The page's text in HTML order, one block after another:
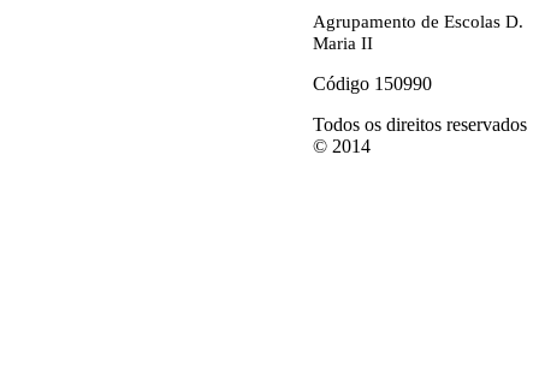
Agrupamento de Escolas D.
Maria II
Código 150990
Todos os direitos reservados
© 2014